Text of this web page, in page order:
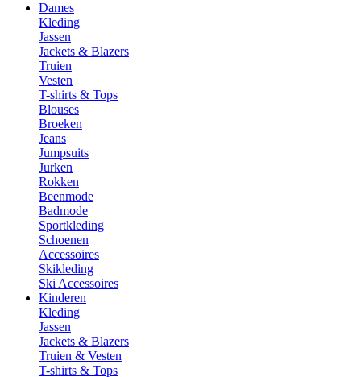
Dames
Kleding
Jassen
Jackets & Blazers
Truien
Vesten
T-shirts & Tops
Blouses
Broeken
Jeans
Jumpsuits
Jurken
Rokken
Beenmode
Badmode
Sportkleding
Schoenen
Accessoires
Skikleding
Ski Accessoires
Kinderen
Kleding
Jassen
Jackets & Blazers
Truien & Vesten
T-shirts & Tops